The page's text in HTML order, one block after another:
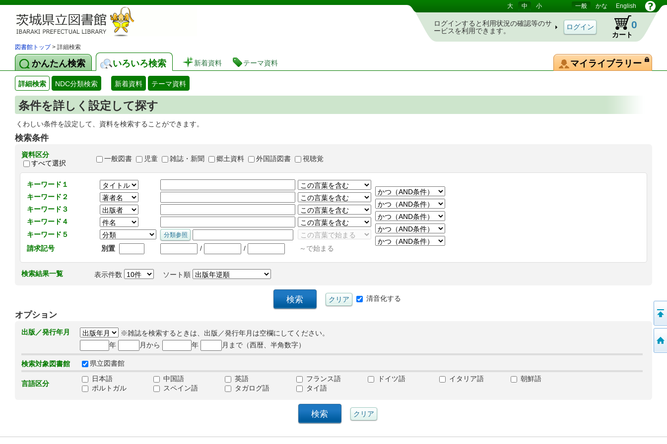
茨城県立図書館 蔵書検索・予約システム 大 中 小 一般 かな English
ログインすると利用状況の確認等のサ
ービスを利用できます。
カート
0
図書館トップ> 詳細検索
かんたん検索 いろいろ検索 新着資料 テーマ資料 マイライブラリー
詳細検索 NDC分類検索 新着資料 テーマ資料
条件を詳しく設定して探す
くわしい条件を設定して、資料を検索することができます。
検索条件
資料区分
すべて選択
一般図書 児童 雑誌・新聞 郷土資料 外国語図書 視聴覚
キーワード１
キーワード２
キーワード３
キーワード４
キーワード５
請求記号
別置 / / ～で始まる
検索結果一覧 表示件数 ソート順
清音化する
オプション
出版／発行年月
※雑誌を検索するときは、出版／発行年月は空欄にしてください。
年
月から 年 月まで（西暦、半角数字）
検索対象図書館 県立図書館
言語区分
日本語 中国語 英語 フランス語 ドイツ語 イタリア語
朝鮮語
ポルトガル
スペイン語 タガログ語 タイ語